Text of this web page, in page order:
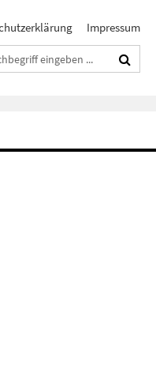
Impressum